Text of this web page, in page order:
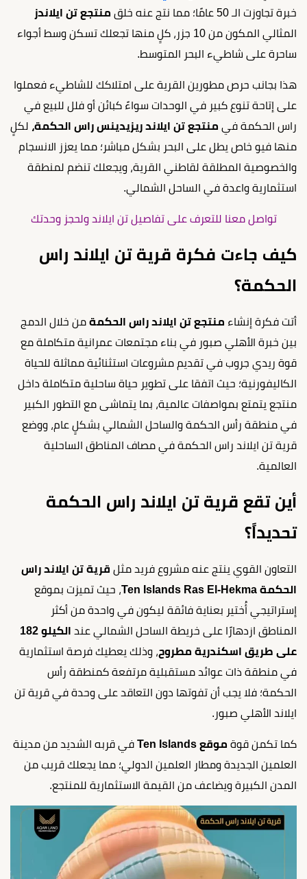
خبرة تجاوزت الـ 50 عامًا؛ مما نتج عنه خلق
منتجع تن ايلاندز
المثالي المكون من 10 جزر، كلٍ منها تجعلك تسكن وسط أجواء
ساحرة على شاطيء البحر المتوسط.
هذا بجانب حرص مطورين القرية على امتلاكك للشاطيء فعملوا
على إتاحة تنوع كبير في الوحدات سواءً كبائن أو فلل للبيع في
راس الحكمة في منتجع تن ايلاند ريزيدينس راس الحكمة، لكلٍ
منها فيو خاص يطل على البحر بشكل مباشر؛ مما يعزز الانسجام
والخصوصية المطلقة لقاطني القرية، ويجعلك تنضم لمنطقة
استثمارية واعدة في الساحل الشمالي.
تواصل معنا للتعرف على تفاصيل تن ايلاند ولحجز وحدتك
كيف جاءت فكرة قرية تن ايلاند راس
الحكمة؟
أتت فكرة إنشاء منتجع تن ايلاند راس الحكمة من خلال الدمج
بين خبرة الأهلي صبور في بناء مجتمعات عمرانية متكاملة مع
قوة ريدي جروب في تقديم مشروعات استثنائية مماثلة للحياة
الكاليفورنية؛ حيث اتفقا على تطوير حياة ساحلية متكاملة داخل
منتجع يتمتع بمواصفات عالمية، بما يتماشى مع التطور الكبير
في منطقة رأس الحكمة والساحل الشمالي بشكلٍ عام، ووضع
قرية تن ايلاند راس الحكمة في مصاف المناطق الساحلية
العالمية.
أين تقع قرية تن ايلاند راس الحكمة
تحديداً؟
التعاون القوي ينتج عنه مشروع فريد مثل قرية تن ايلاند راس
الحكمة Ten Islands Ras El-Hekma
، حيث تميزت بموقع
إستراتيجي أُختير بعناية فائقة ليكون في واحدة من أكثر
المناطق ازدهارًا على خريطة الساحل الشمالي عند
الكيلو 182
على طريق اسكندرية مطروح، وذلك يعطيك فرصة استثمارية
في منطقة ذات عوائد مستقبلية مرتفعة كمنطقة رأس
الحكمة؛ فلا يجب أن تفوتها دون التعاقد على وحدة في قرية تن
ايلاند الأهلي صبور.
كما تكمن قوة موقع Ten Islands
في قربه الشديد من مدينة
العلمين الجديدة ومطار العلمين الدولي؛ مما يجعلك قريب من
المدن الكبيرة ويضاعف من القيمة الاستثمارية للمنتجع.